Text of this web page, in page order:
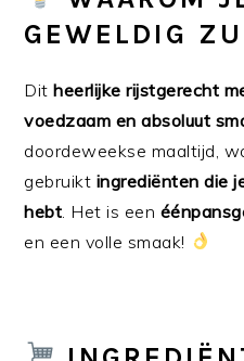
GEWELDIG
Ditheerlijke rijstgerecht
voedzaam en absoluut
doordeweekse maaltijd,
gebruikt ingrediënten die
hebt . Het is een
en een volle smaak!